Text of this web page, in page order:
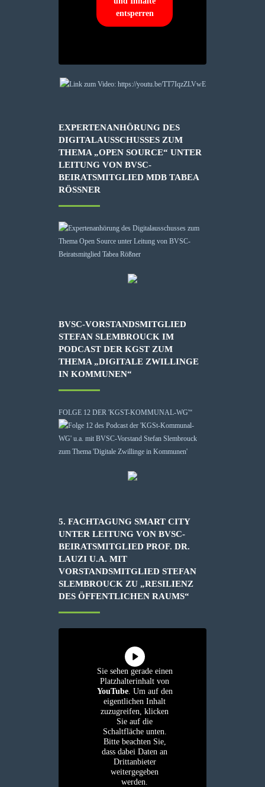
entsperren
EXPERTENANHÖRUNG DES
DIGITALAUSSCHUSSES ZUM
THEMA „OPEN SOURCE“ UNTER
LEITUNG VON BVSC-
BEIRATSMITGLIED MDB TABEA
RÖSSNER
BVSC-VORSTANDSMITGLIED
STEFAN SLEMBROUCK IM
PODCAST DER KGST ZUM
THEMA „DIGITALE ZWILLINGE
IN KOMMUNEN“
FOLGE 12 DER 'KGST-KOMMUNAL-WG'“
5. FACHTAGUNG SMART CITY
UNTER LEITUNG VON BVSC-
BEIRATSMITGLIED PROF. DR.
LAUZI U.A. MIT
VORSTANDSMITGLIED STEFAN
SLEMBROUCK ZU „RESILIENZ
DES ÖFFENTLICHEN RAUMS“
Sie sehen gerade einen
Platzhalterinhalt von
YouTube. Um auf den
eigentlichen Inhalt
zuzugreifen, klicken
Sie auf die
Schaltfläche unten.
Bitte beachten Sie,
dass dabei Daten an
Drittanbieter
weitergegeben
werden.